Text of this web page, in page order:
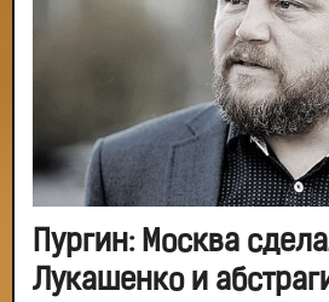
Пургин: Москва
Лукашенко и